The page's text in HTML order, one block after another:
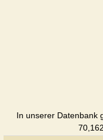
In unserer Datenbank